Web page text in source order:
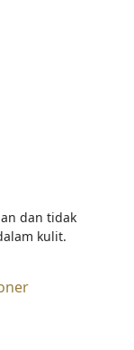
dan tidak
kulit.